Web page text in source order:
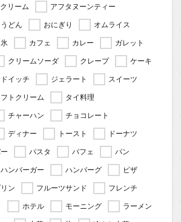
リーム
アフタヌーンティー
うどん おにぎり
オムライス
カフェ カレー
ガレット
クリームソーダ クレープ
ケーキ
イッチ ジェラート
スイーツ
トクリーム
タイ料理
チャーハン
チョコレート
ディナー トースト
ドーナツ
パスタ パフェ
パン
ハンバーガー ハンバーグ
ピザ
ン フルーツサンド
フレンチ
ホテル モーニング
ラーメン